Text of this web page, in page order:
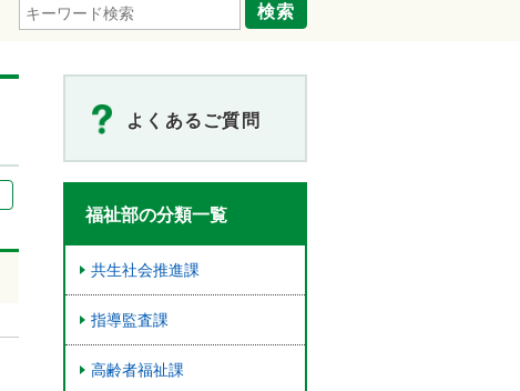
検索
よくあるご質問
福祉部の分類一覧
共生社会推進課
指導監査課
高齢者福祉課